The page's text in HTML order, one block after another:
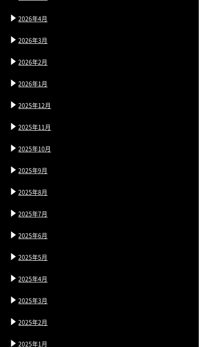
2026年4月
2026年3月
2026年2月
2026年1月
2025年12月
2025年11月
2025年10月
2025年9月
2025年8月
2025年7月
2025年6月
2025年5月
2025年4月
2025年3月
2025年2月
2025年1月